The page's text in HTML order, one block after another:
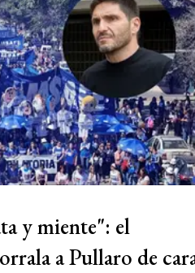
y miente": el
a Pullaro de